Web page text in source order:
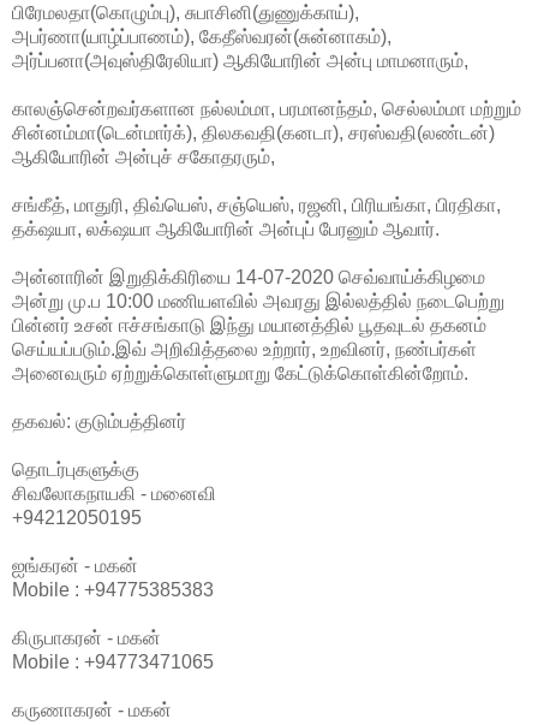
பிரேமலதா(கொழும்பு), சுபாசினி(துணுக்காய்),
அபர்ணா(யாழ்ப்பாணம்), கேதீஸ்வரன்(சுன்னாகம்),
அர்ப்பனா(அவுஸ்திரேலியா) ஆகியோரின் அன்பு மாமனாரும்,
காலஞ்சென்றவர்களான நல்லம்மா, பரமானந்தம், செல்லம்மா மற்றும்
சின்னம்மா(டென்மார்க்), திலகவதி(கனடா), சரஸ்வதி(லண்டன்)
ஆகியோரின் அன்புச் சகோதரரும்,
சங்கீத், மாதுரி, திவ்யெஸ், சஞ்யெஸ், ரஜனி, பிரியங்கா, பிரதிகா,
தக்‌ஷயா, லக்‌ஷயா ஆகியோரின் அன்புப் பேரனும் ஆவார்.
அன்னாரின் இறுதிக்கிரியை 14-07-2020 செவ்வாய்க்கிழமை
அன்று மு.ப 10:00 மணியளவில் அவரது இல்லத்தில் நடைபெற்று
பின்னர் உசன் ஈச்சங்காடு இந்து மயானத்தில் பூதவுடல் தகனம்
செய்யப்படும்.இவ் அறிவித்தலை உற்றார், உறவினர், நண்பர்கள்
அனைவரும் ஏற்றுக்கொள்ளுமாறு கேட்டுக்கொள்கின்றோம்.
தகவல்: குடும்பத்தினர்
தொடர்புகளுக்கு
சிவலோகநாயகி - மனைவி
+94212050195
ஐங்கரன் - மகன்
Mobile : +94775385383
கிருபாகரன் - மகன்
Mobile : +94773471065
கருணாகரன் - மகன்